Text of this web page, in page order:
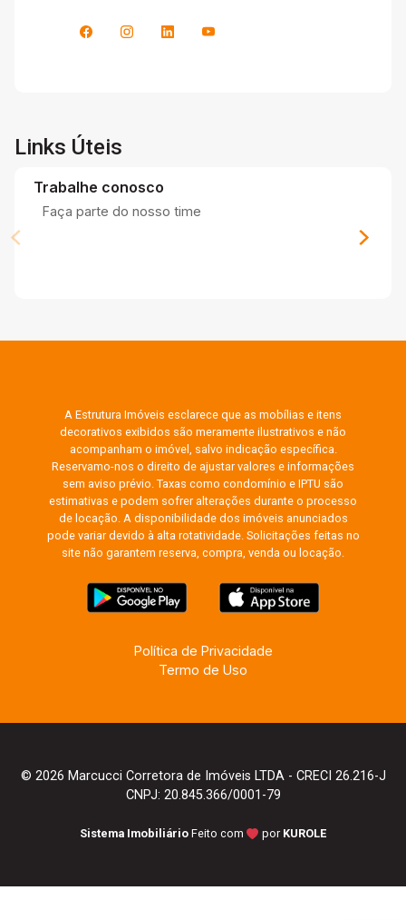
Links Úteis
Trabalhe conosco
Faça parte do nosso time
A Estrutura Imóveis esclarece que as mobílias e itens
decorativos exibidos são meramente ilustrativos e não
acompanham o imóvel, salvo indicação específica.
Reservamo-nos o direito de ajustar valores e informações
sem aviso prévio. Taxas como condomínio e IPTU são
estimativas e podem sofrer alterações durante o processo
de locação. A disponibilidade dos imóveis anunciados
pode variar devido à alta rotatividade. Solicitações feitas no
site não garantem reserva, compra, venda ou locação.
Política de Privacidade
Termo de Uso
© 2026 Marcucci Corretora de Imóveis LTDA - CRECI 26.216-J
CNPJ: 20.845.366/0001-79
Sistema Imobiliário Feito com por KUROLE